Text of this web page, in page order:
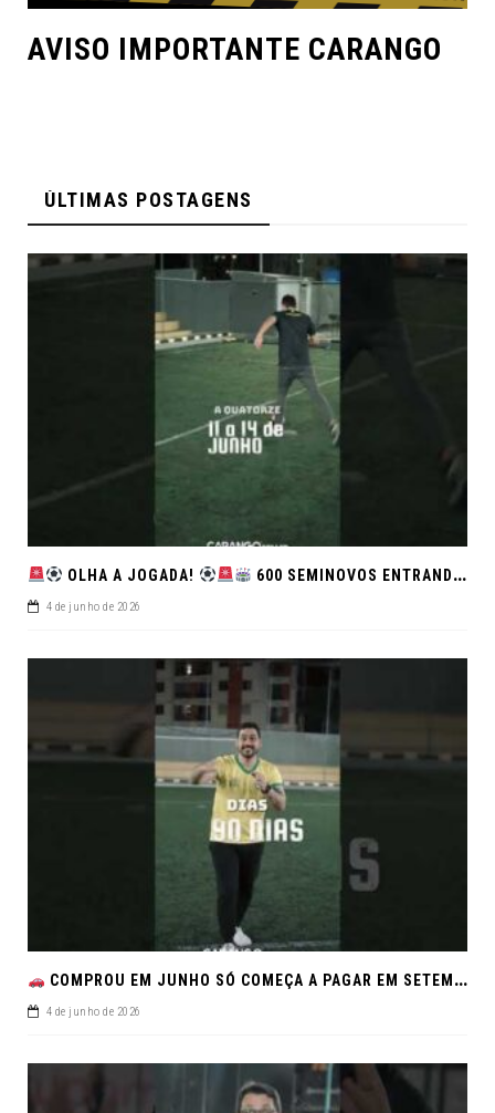
AVISO IMPORTANTE CARANGO
ÚLTIMAS POSTAGENS
OLHA A JOGADA! 600 SEMINOVOS ENTRANDO EM CAMPO NO FEIRÃO DE VERDADE!
4 de junho de 2026
COMPROU EM JUNHO SÓ COMEÇA A PAGAR EM SETEMBRO!NO FEIRÃO DE VERDADE EM ARACJU
4 de junho de 2026